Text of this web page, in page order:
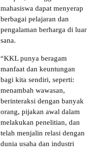
mahasiswa dapat menyerap
berbagai pelajaran dan
pengalaman berharga di luar
sana.
“KKL punya beragam
manfaat dan keuntungan
bagi kita sendiri, seperti:
menambah wawasan,
berinteraksi dengan banyak
orang, pijakan awal dalam
melakukan penelitian, dan
telah menjalin relasi dengan
dunia usaha dan industri